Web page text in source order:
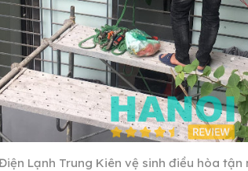
Lạnh Trung Kiên vệ sinh điều hòa tận